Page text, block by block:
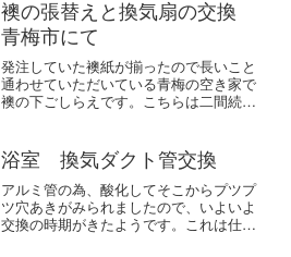
襖の張替えと換気扇の交換
青梅市にて
発注していた襖紙が揃ったので長いこと
通わせていただいている青梅の空き家で
襖の下ごしらえです。こちらは二間続き
れはもぉ〜写真をパチリパチリ大喜びだ
と思います。豪華で立派な...
浴室 換気ダクト管交換
アルミ管の為、酸化してそこからプツプ
ツ穴あきがみられましたので、いよいよ
交換の時期がきたようです。これは仕方